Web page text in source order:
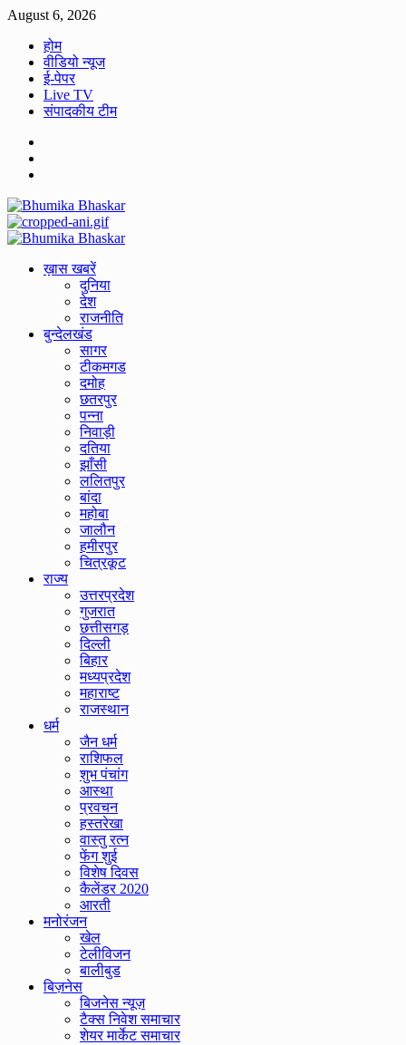
Skip
content
August 6, 2026
होम
वीडियो न्यूज
ई-पेपर
Live TV
संपादकीय टीम
Primary
ख़ास खबरें
दुनिया
देश
राजनीति
बुन्देलखंड
सागर
टीकमगड
दमोह
छतरपुर
पन्ना
निवाड़ी
दतिया
झाँसी
ललितपुर
बांदा
महोबा
जालौन
हमीरपुर
चित्रकूट
राज्य
उत्तरप्रदेश
गुजरात
छत्तीसगड़
दिल्ली
बिहार
मध्यप्रदेश
महाराष्ट
राजस्थान
धर्म
जैन धर्म
राशिफल
शुभ पंचांग
आस्था
प्रवचन
हस्तरेखा
वास्तु रत्न
फेंग शुई
विशेष दिवस
कैलेंडर 2020
आरती
मनोरंजन
खेल
टेलीविजन
बालीबुड
बिज़नेस
बिजनेस न्यूज़
टैक्स निवेश समाचार
शेयर मार्केट समाचार